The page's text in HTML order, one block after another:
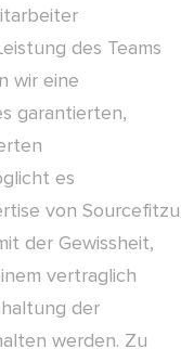
des Teams
wir eine
garantierten,
es
von Sourcefitzu
der Gewissheit,
vertraglich
der
werden. Zu